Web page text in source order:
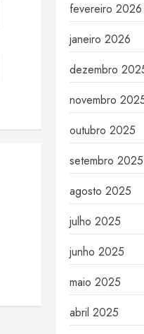
fevereiro 2026
janeiro 2026
dezembro
novembro
outubro 2025
setembro 2025
agosto 2025
julho 2025
junho 2025
maio 2025
abril 2025